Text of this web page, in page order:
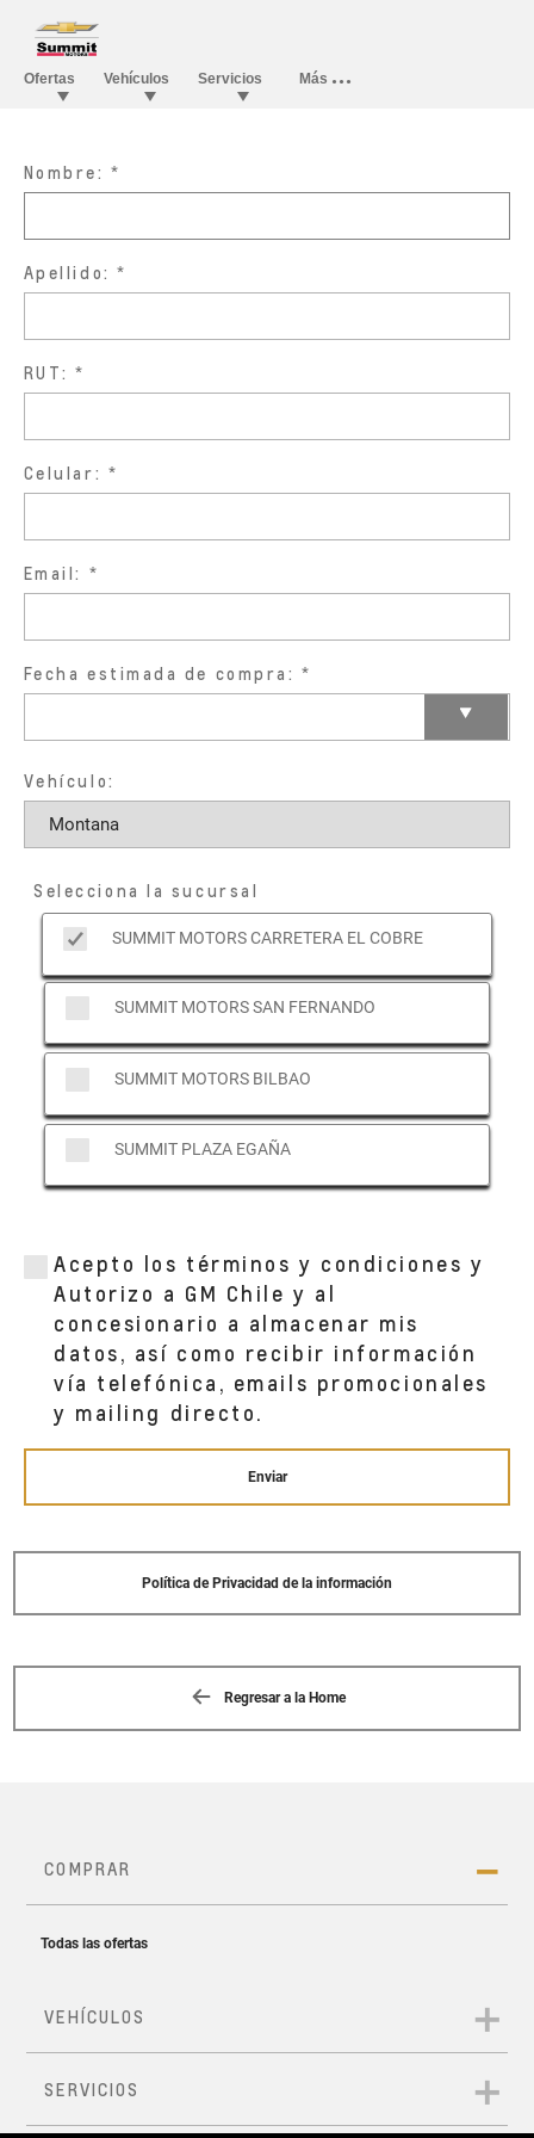
Nombre:
Apellido:
RUT:
Celular:
Email:
Fecha estimada de compra:
Vehículo:
Selecciona la sucursal
SUMMIT MOTORS CARRETERA EL COBRE
SUMMIT MOTORS SAN FERNANDO
SUMMIT MOTORS BILBAO
SUMMIT PLAZA EGAÑA
Acepto los términos y condiciones y
Autorizo a GM Chile y al
concesionario a almacenar mis
datos, así como recibir información
vía telefónica, emails promocionales
y mailing directo.
Enviar
Política de Privacidad de la información
Regresar a la Home